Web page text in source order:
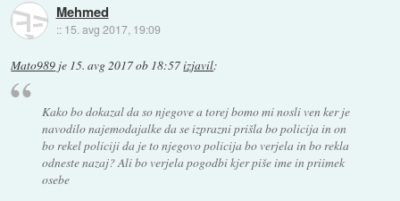
Mehmed
:: 15. avg 2017, 19:09
Mato989 je 15. avg 2017 ob 18:57izjavil:
Kako bo dokazal da so njegove a torej bomo mi nosli ven ker je
navodilo najemodajalke da se izprazni prišla bo policija in on
bo rekel policiji da je to njegovo policija bo verjela in bo rekla
odneste nazaj? Ali bo verjela pogodbi kjer piše ime in priimek
osebe